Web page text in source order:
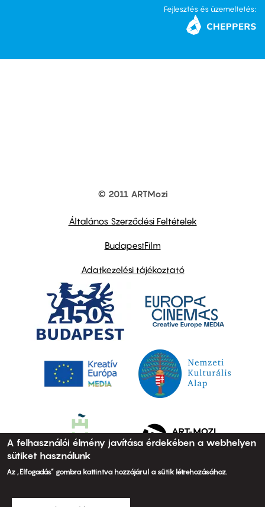
Fejlesztés és üzemeltetés:
© 2011 ARTMozi
Általános Szerződési Feltételek
BudapestFilm
Adatkezelési tájékoztató
A felhasználói élmény javítása érdekében a webhelyen
sütiket használunk
Az „Elfogadás” gombra kattintva hozzájárul a sütik létrehozásához.